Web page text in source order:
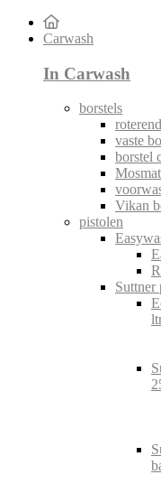
Carwash
In Carwash
borstels
vaste
borstel
Vikan
pistolen
Suttner